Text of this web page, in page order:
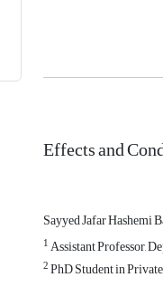
Effects and
Sayyed Jafar Hashemi
1Assistant Professor,
2PhD Student in